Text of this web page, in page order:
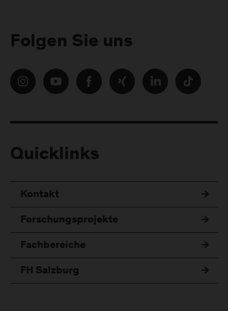
Folgen Sie uns
Quicklinks
Kontakt
Forschungsprojekte
Fachbereiche
FH Salzburg